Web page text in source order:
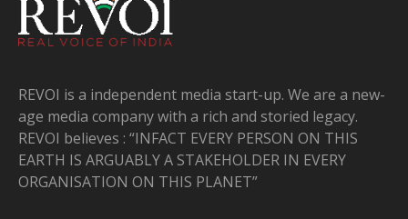
REVOI is a independent media start-up. We are a new-
age media company with a rich and storied legacy.
REVOI believes : “INFACT EVERY PERSON ON THIS
EARTH IS ARGUABLY A STAKEHOLDER IN EVERY
ORGANISATION ON THIS PLANET”